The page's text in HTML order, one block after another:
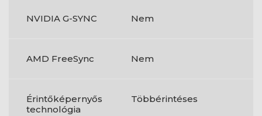
NVIDIA G-SYNC Nem
AMD FreeSync Nem
Érintőképernyős
technológia
Többérintéses